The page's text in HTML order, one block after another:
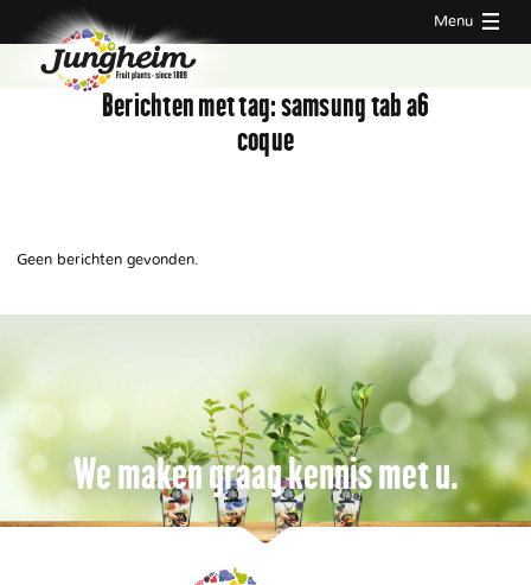
Menu
Berichten met tag:samsung tab a6
coque
Geen berichten gevonden.
We maken graag kennis met u.